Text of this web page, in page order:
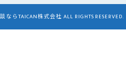
らTAICAN株式会社 ALL RIGHTS RESERVED.